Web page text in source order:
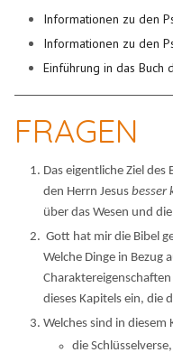
Informationen zu den
Informationen zu den
Einführung in das Buch
FRAGEN
Das eigentliche Ziel
den Herrn Jesusbesser
über das Wesen und
Gott hat mir die Bibel
Welche Dinge in Bezug
dieses Kapitels ein, die
Welches sind in diesem
die